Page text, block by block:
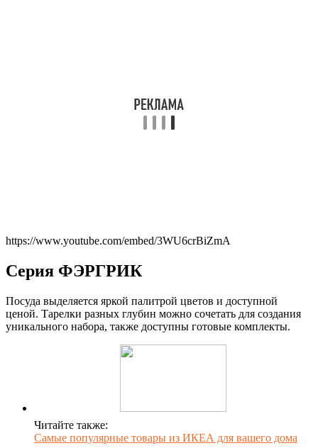
https://www.youtube.com/embed/3WU6crBiZmA
Серия ФЭРГРИК
Посуда выделяется яркой палитрой цветов и доступной
ценой. Тарелки разных глубин можно сочетать для создания
уникального набора, также доступны готовые комплекты.
Читайте также:
Самые популярные товары из ИКЕА для вашего дома